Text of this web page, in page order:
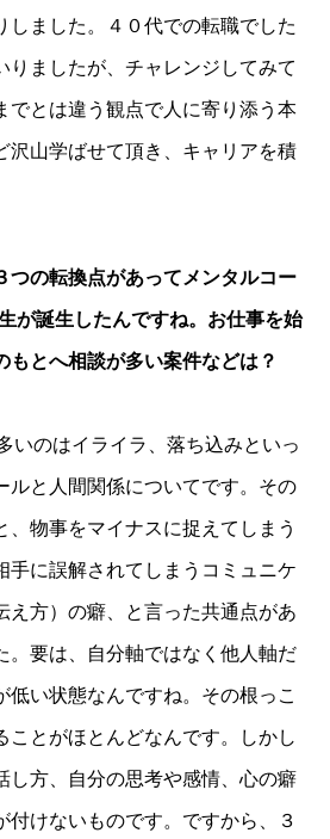
しました。４０代での転職でした
りましたが、チャレンジしてみて
でとは違う観点で人に寄り添う本
沢山学ばせて頂き、キャリアを積
の転換点があってメンタルコー
が誕生したんですね。お仕事を始
もとへ相談が多い案件などは？
のはイライラ、落ち込みといっ
ルと人間関係についてです。その
、物事をマイナスに捉えてしまう
手に誤解されてしまうコミュニケ
え方）の癖、と言った共通点があ
。要は、自分軸ではなく他人軸だ
低い状態なんですね。その根っこ
ことがほとんどなんです。しかし
し方、自分の思考や感情、心の癖
付けないものです。ですから、３